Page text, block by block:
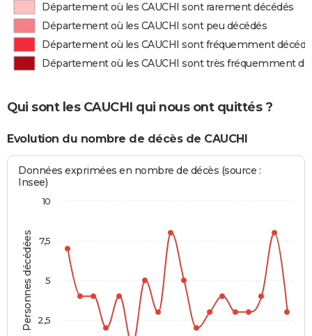
Département où les CAUCHI sont rarement décédés
Département où les CAUCHI sont peu décédés
Département où les CAUCHI sont fréquemment
Département où les CAUCHI sont très fréquemment
Qui sont les CAUCHI qui nous ont quittés ?
Evolution du nombre de décès de CAUCHI
Personnes décédées
Données exprimées en nombre de décès (source :
Insee)
10
2,5
5
7,5